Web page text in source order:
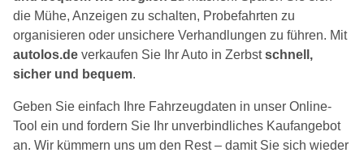
die Mühe, Anzeigen zu schalten, Probefahrten zu
organisieren oder unsichere Verhandlungen zu führen. Mit
autolos.de verkaufen Sie Ihr Auto in Zerbstschnell,
sicher und bequem.
Geben Sie einfach Ihre Fahrzeugdaten in unser Online-
Tool ein und fordern Sie Ihr unverbindliches Kaufangebot
an. Wir kümmern uns um den Rest – damit Sie sich wieder